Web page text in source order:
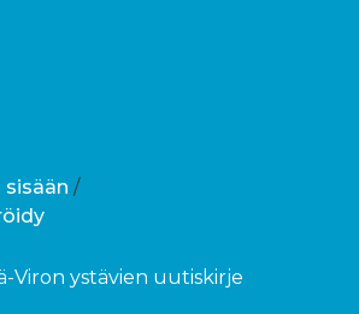
sisään /
Viron ystävien uutiskirje